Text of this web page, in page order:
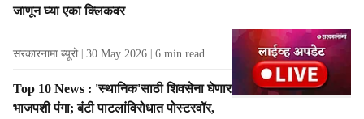
जाणून घ्या एका क्लिकवर
सरकारनामा ब्यूरो 30 May 2026 6 min read
Top 10 News : 'स्थानिक'साठी शिवसेना घेणार
भाजपशी पंगा; बंटी पाटलांविरोधात पोस्टरवॉर,